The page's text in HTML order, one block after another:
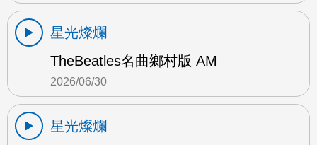
星光燦爛
TheBeatles名曲鄉村版 AM
2026/06/30
星光燦爛